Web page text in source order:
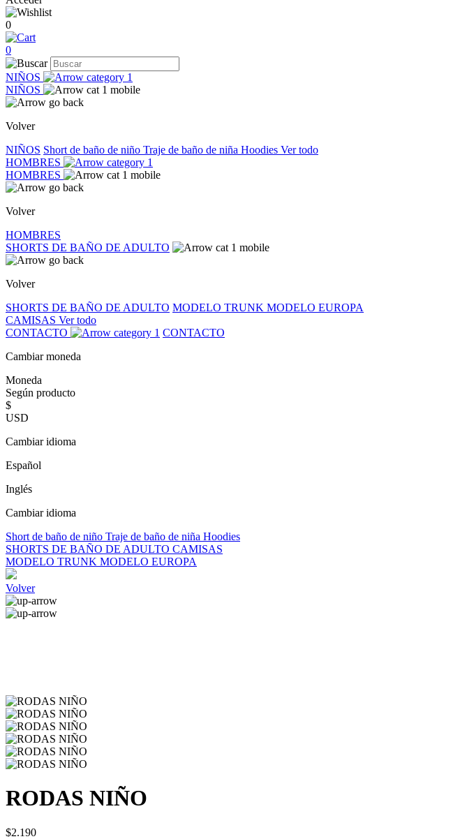
0
0
NIÑOS
NIÑOS
Volver
NIÑOS Short de baño de niño Traje de baño de niña Hoodies Ver todo
HOMBRES
HOMBRES
Volver
HOMBRES
SHORTS DE BAÑO DE ADULTO
Volver
SHORTS DE BAÑO DE ADULTO MODELO TRUNK MODELO EUROPA
CAMISAS Ver todo
CONTACTO
CONTACTO
Cambiar moneda
Moneda
Según producto
$
USD
Cambiar idioma
Español
Inglés
Cambiar idioma
Short de baño de niño Traje de baño de niña Hoodies
SHORTS DE BAÑO DE ADULTO CAMISAS
MODELO TRUNK MODELO EUROPA
Volver
RODAS NIÑO
$2.190